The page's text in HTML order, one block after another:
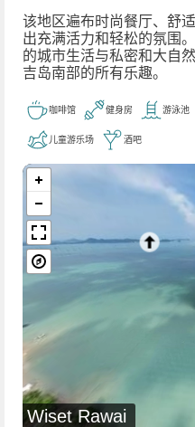
该地区遍布时尚餐厅、舒
出充满活力和轻松的氛围
的城市生活与私密和大自
吉岛南部的所有乐趣。
咖啡馆 健身房 游泳池
儿童游乐场 酒吧
Wiset Rawai